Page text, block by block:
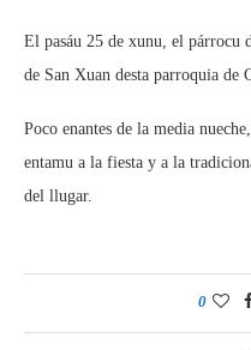
El pasáu 25 de xunu, el párrocu
de San Xuan desta parroquia de
Poco enantes de la media
entamu a la fiesta y a la
del llugar.
0